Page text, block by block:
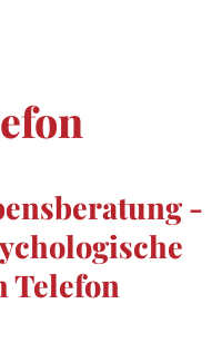
-
Telefon